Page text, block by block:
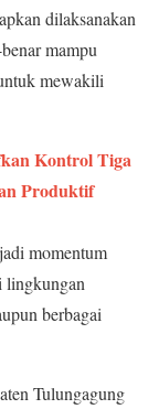
dilaksanakan
mampu
mewakili
Kontrol Tiga
Produktif
momentum
lingkungan
berbagai
Tulungagung